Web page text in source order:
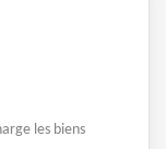
les biens